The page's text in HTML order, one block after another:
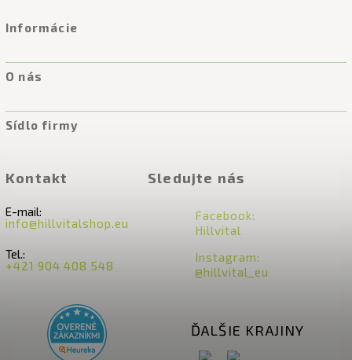
Informácie
O nás
Sídlo firmy
Kontakt
E-mail:
info@hillvitalshop.eu
Tel.:
+421 904 408 548
Sledujte nás
Facebook:
Hillvital
Instagram:
@hillvital_eu
ĎALŠIE KRAJINY